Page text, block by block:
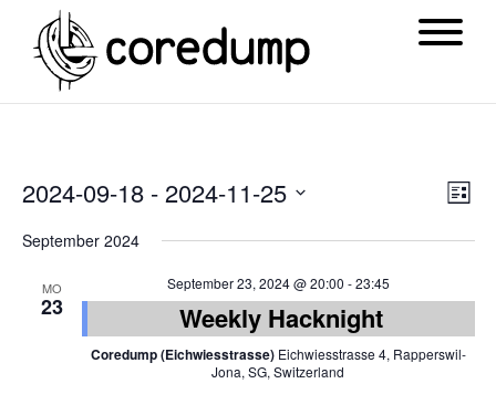
2024-09-18 - 2024-11-25
September 2024
MO
23
September 23, 2024 @ 20:00 -23:45
Weekly Hacknight
Coredump (Eichwiesstrasse) Eichwiesstrasse 4, Rapperswil-
Jona, SG, Switzerland